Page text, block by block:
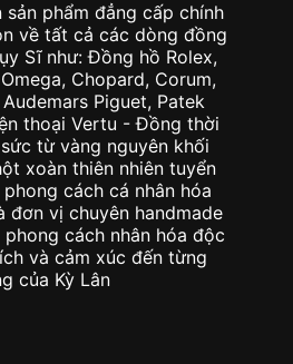
sản phẩm đẳng cấp chính
về tất cả các dòng đồng
Sĩ như: Đồng hồ Rolex,
Chopard, Corum,
Piguet, Patek
thoại Vertu - Đồng thời
từ vàng nguyên khối
xoàn thiên nhiên tuyển
cách cá nhân hóa
đơn vị chuyên handmade
cách nhân hóa độc
và cảm xúc đến từng
của Kỳ Lân